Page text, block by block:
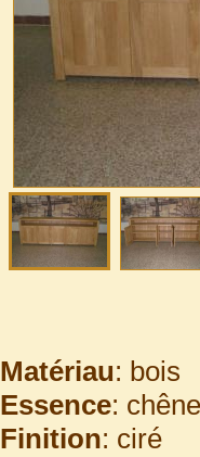
Matériau: bois
Essence:
Finition: ciré